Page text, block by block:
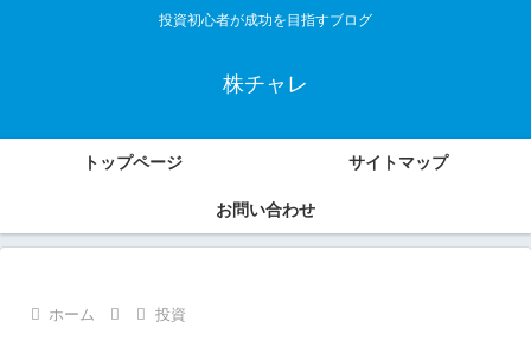
投資初心者が成功を目指すブログ
株チャレ
トップページ サイトマップ
お問い合わせ
ホーム 投資